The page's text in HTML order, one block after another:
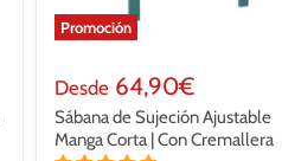
Promoción
Desde 64,90€
Sábana de Sujeción Ajustable
Manga Corta | Con Cremallera